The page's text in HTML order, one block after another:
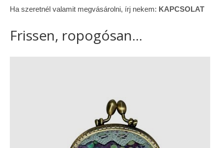
Ha szeretnél valamit megvásárolni, írj nekem: KAPCSOLAT
Frissen, ropogósan...